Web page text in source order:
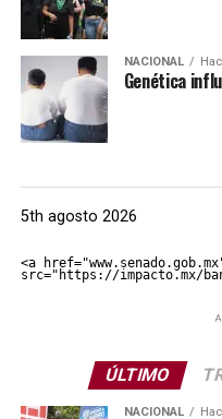
NACIONAL
Genética
5th agosto 2026
<a
src="https://impacto.mx/
ÚLTIMO
NACIONAL